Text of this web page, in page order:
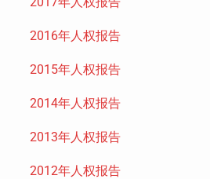
2016年人权报告
2015年人权报告
2014年人权报告
2013年人权报告
2012年人权报告